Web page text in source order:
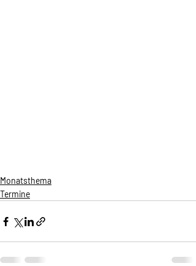
Monatsthema
Termine